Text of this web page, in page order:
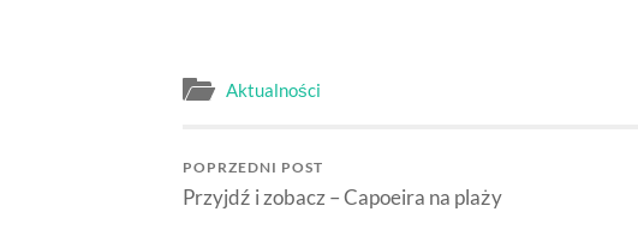
Aktualności
POPRZEDNI POST
Przyjdź i zobacz – Capoeira na plaży